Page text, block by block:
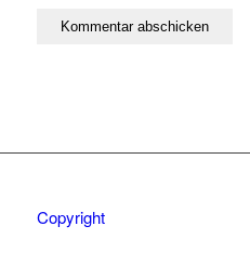
Copyright